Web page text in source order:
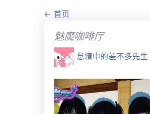
← 首页
魅魔咖啡厅
怠惰中的差不多先生